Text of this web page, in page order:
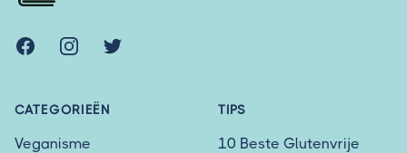
FacebookInstagramTwitter
CATEGORIEËN
Veganisme
TIPS
10 Beste Glutenvrije